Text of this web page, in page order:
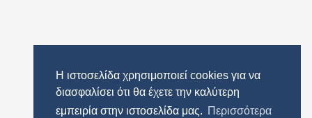
Η ιστοσελίδα χρησιμοποιεί cookies για να
διασφαλίσει ότι θα έχετε την καλύτερη
εμπειρία στην ιστοσελίδα μας. Περισσότερα